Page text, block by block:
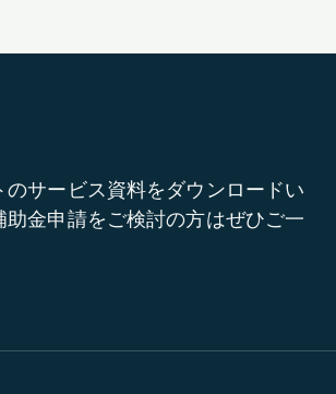
のサービス資料をダウンロードい
助金申請をご検討の方はぜひご一